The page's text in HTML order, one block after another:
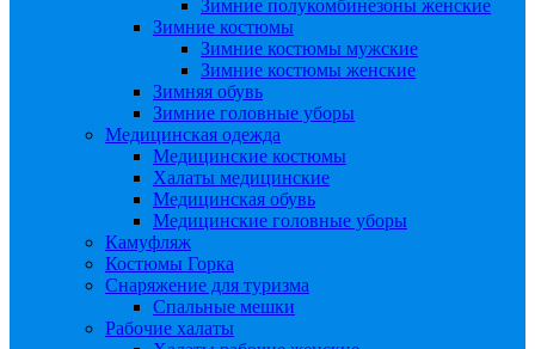
Зимние полукомбинезоны женские
Зимние костюмы
Зимние костюмы мужские
Зимние костюмы женские
Зимняя обувь
Зимние головные уборы
Медицинская одежда
Медицинские костюмы
Халаты медицинские
Медицинская обувь
Медицинские головные уборы
Камуфляж
Костюмы Горка
Снаряжение для туризма
Спальные мешки
Рабочие халаты